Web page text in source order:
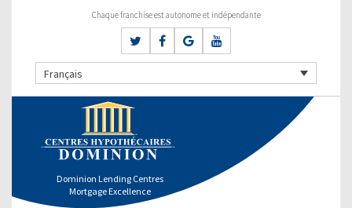
Chaque franchise est autonome et indépendante
Français
Dominion Lending Centres
Mortgage Excellence